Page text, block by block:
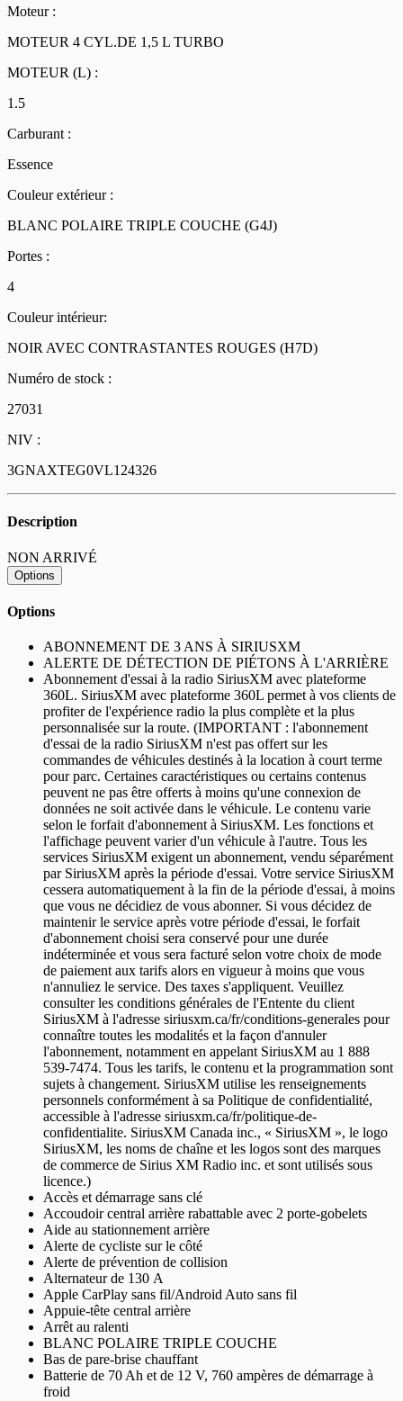
Moteur :
MOTEUR 4 CYL.DE 1,5 L TURBO
MOTEUR (L) :
1.5
Carburant :
Essence
Couleur extérieur :
BLANC POLAIRE TRIPLE COUCHE (G4J)
Portes :
4
Couleur intérieur:
NOIR AVEC CONTRASTANTES ROUGES (H7D)
Numéro de stock :
27031
NIV :
3GNAXTEG0VL124326
Description
NON ARRIVÉ
Options
Options
ABONNEMENT DE 3 ANS À SIRIUSXM
ALERTE DE DÉTECTION DE PIÉTONS À L'ARRIÈRE
Abonnement d'essai à la radio SiriusXM avec plateforme
360L. SiriusXM avec plateforme 360L permet à vos clients de
profiter de l'expérience radio la plus complète et la plus
personnalisée sur la route. (IMPORTANT : l'abonnement
d'essai de la radio SiriusXM n'est pas offert sur les
commandes de véhicules destinés à la location à court terme
pour parc. Certaines caractéristiques ou certains contenus
peuvent ne pas être offerts à moins qu'une connexion de
données ne soit activée dans le véhicule. Le contenu varie
selon le forfait d'abonnement à SiriusXM. Les fonctions et
l'affichage peuvent varier d'un véhicule à l'autre. Tous les
services SiriusXM exigent un abonnement, vendu séparément
par SiriusXM après la période d'essai. Votre service SiriusXM
cessera automatiquement à la fin de la période d'essai, à moins
que vous ne décidiez de vous abonner. Si vous décidez de
maintenir le service après votre période d'essai, le forfait
d'abonnement choisi sera conservé pour une durée
indéterminée et vous sera facturé selon votre choix de mode
de paiement aux tarifs alors en vigueur à moins que vous
n'annuliez le service. Des taxes s'appliquent. Veuillez
consulter les conditions générales de l'Entente du client
SiriusXM à l'adresse siriusxm.ca/fr/conditions-generales pour
connaître toutes les modalités et la façon d'annuler
l'abonnement, notamment en appelant SiriusXM au 1 888
539-7474. Tous les tarifs, le contenu et la programmation sont
sujets à changement. SiriusXM utilise les renseignements
personnels conformément à sa Politique de confidentialité,
accessible à l'adresse siriusxm.ca/fr/politique-de-
confidentialite. SiriusXM Canada inc., « SiriusXM », le logo
SiriusXM, les noms de chaîne et les logos sont des marques
de commerce de Sirius XM Radio inc. et sont utilisés sous
licence.)
Accès et démarrage sans clé
Accoudoir central arrière rabattable avec 2 porte-gobelets
Aide au stationnement arrière
Alerte de cycliste sur le côté
Alerte de prévention de collision
Alternateur de 130 A
Apple CarPlay sans fil/Android Auto sans fil
Appuie-tête central arrière
Arrêt au ralenti
BLANC POLAIRE TRIPLE COUCHE
Bas de pare-brise chauffant
Batterie de 70 Ah et de 12 V, 760 ampères de démarrage à
froid